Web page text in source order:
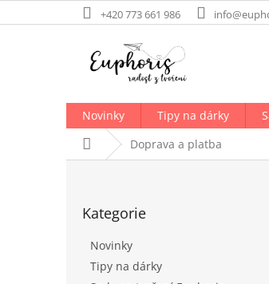
na
+420 773 661 986
Novinky Tipy na dárky
Domů Doprava a platba
kategorie
Kategorie
Novinky
Tipy na dárky